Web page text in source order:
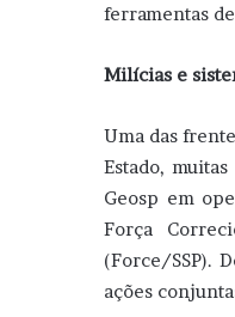
ferramentas
Milícias e
Uma das
Estado,
Geosp em
Força
(Force/SSP).
ações